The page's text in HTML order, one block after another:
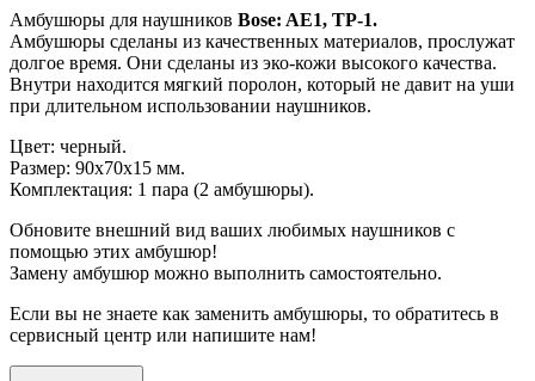
Амбушюры для наушников Bose: AE1, TP-1.
Амбушюры сделаны из качественных материалов, прослужат
долгое время. Они сделаны из эко-кожи высокого качества.
Внутри находится мягкий поролон, который не давит на уши
при длительном использовании наушников.
Цвет: черный.
Размер: 90х70х15 мм.
Комплектация: 1 пара (2 амбушюры).
Обновите внешний вид ваших любимых наушников с
помощью этих амбушюр!
Замену амбушюр можно выполнить самостоятельно.
Если вы не знаете как заменить амбушюры, то обратитесь в
сервисный центр или напишите нам!